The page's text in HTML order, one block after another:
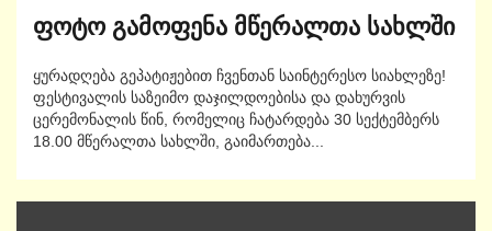
ფოტო გამოფენა მწერალთა სახლში
ყურადღება გეპატიჟებით ჩვენთან საინტერესო სიახლეზე!
ფესტივალის საზეიმო დაჯილდოებისა და დახურვის
ცერემონალის წინ, რომელიც ჩატარდება 30 სექტემბერს
18.00 მწერალთა სახლში, გაიმართება...